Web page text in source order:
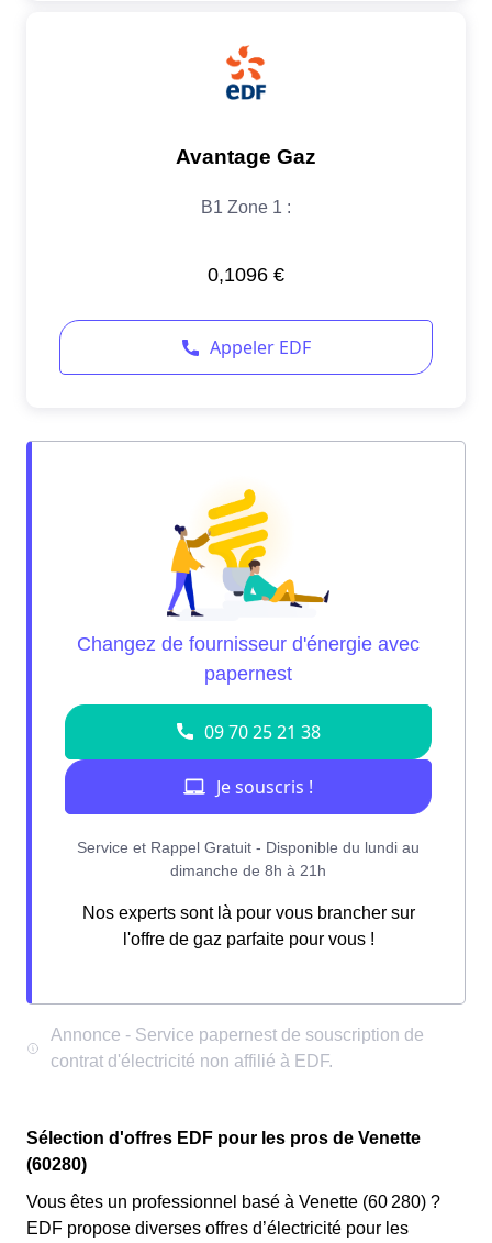
Nos experts sont là pour vous brancher sur
l'offre de gaz parfaite pour vous !
Sélection d'offres EDF pour les pros de Venette
(60280)
Vous êtes un professionnel basé à Venette (60 280) ?
EDF propose diverses offres d’électricité pour les